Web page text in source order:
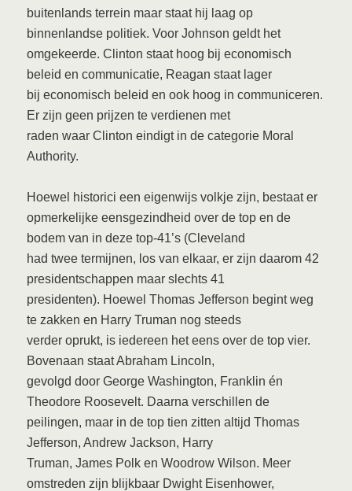
buitenlands terrein maar staat hij laag op
binnenlandse politiek. Voor Johnson geldt het
omgekeerde. Clinton staat hoog bij economisch
beleid en communicatie, Reagan staat lager
bij economisch beleid en ook hoog in communiceren.
Er zijn geen prijzen te verdienen met
raden waar Clinton eindigt in de categorie Moral
Authority.
Hoewel historici een eigenwijs volkje zijn, bestaat er
opmerkelijke eensgezindheid over de top en de
bodem van in deze top-41’s (Cleveland
had twee termijnen, los van elkaar, er zijn daarom 42
presidentschappen maar slechts 41
presidenten). Hoewel Thomas Jefferson begint weg
te zakken en Harry Truman nog steeds
verder oprukt, is iedereen het eens over de top vier.
Bovenaan staat Abraham Lincoln,
gevolgd door George Washington, Franklin én
Theodore Roosevelt. Daarna verschillen de
peilingen, maar in de top tien zitten altijd Thomas
Jefferson, Andrew Jackson, Harry
Truman, James Polk en Woodrow Wilson. Meer
omstreden zijn blijkbaar Dwight Eisenhower,